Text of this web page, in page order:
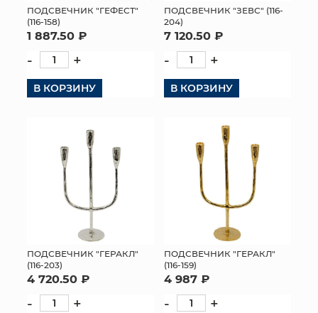
ПОДСВЕЧНИК "ГЕФЕСТ"
(116-158)
1 887.50 ₽
- +
В КОРЗИНУ
ПОДСВЕЧНИК "ЗЕВС" (116-
204)
7 120.50 ₽
- +
В КОРЗИНУ
ПОДСВЕЧНИК "ГЕРАКЛ"
(116-203)
4 720.50 ₽
- +
ПОДСВЕЧНИК "ГЕРАКЛ"
(116-159)
4 987 ₽
- +